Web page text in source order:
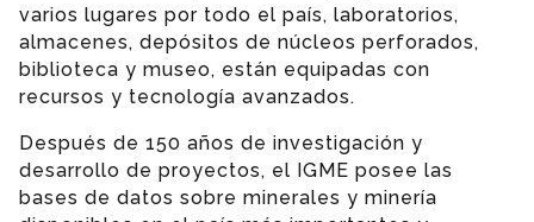
varios lugares por todo el país, laboratorios,
almacenes, depósitos de núcleos perforados,
biblioteca y museo, están equipadas con
recursos y tecnología avanzados.
Después de 150 años de investigación y
desarrollo de proyectos, el IGME posee las
bases de datos sobre minerales y minería